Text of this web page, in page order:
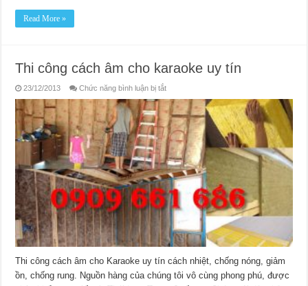
Read More »
Thi công cách âm cho karaoke uy tín
23/12/2013 Chức năng bình luận bị tắtở
công
cách
âm
cho
karaoke
uy
tín
Thi công cách âm cho Karaoke uy tín cách nhiệt, chống nóng, giảm
ồn, chống rung. Nguồn hàng của chúng tôi vô cùng phong phú, được